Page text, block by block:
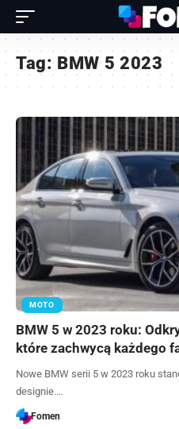
Tag: BMW 5 2023
MOTO
BMW 5 w 2023 roku:
które zachwycą każdego
Nowe BMW serii 5 w 2023 roku
designie.…
Fomen